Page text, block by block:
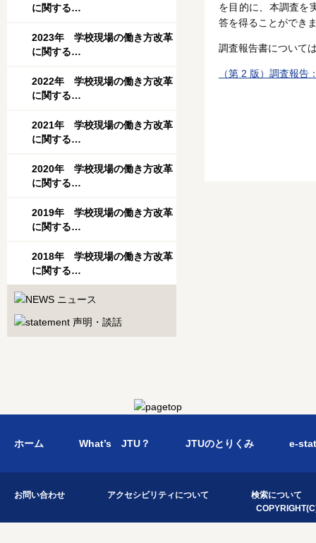
を目的に、本調査を
答を得ることができ
調査報告書について
（第 2 版）調査報
に関する…
2023年 学校現場の働き方改革
に関する…
2022年 学校現場の働き方改革
に関する…
2021年 学校現場の働き方改革
に関する…
2020年 学校現場の働き方改革
に関する…
2019年 学校現場の働き方改革
に関する…
2018年 学校現場の働き方改革
に関する…
ホーム What’s JTU？ JTUのとりくみ e-
お問い合わせ アクセシビリティについて
検索について